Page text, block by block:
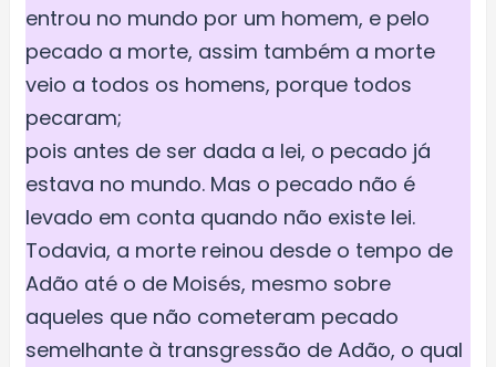
entrou no mundo por um homem, e pelo
pecado a morte, assim também a morte
veio a todos os homens, porque todos
pecaram;
pois antes de ser dada a lei, o pecado já
estava no mundo. Mas o pecado não é
levado em conta quando não existe lei.
Todavia, a morte reinou desde o tempo de
Adão até o de Moisés, mesmo sobre
aqueles que não cometeram pecado
semelhante à transgressão de Adão, o qual